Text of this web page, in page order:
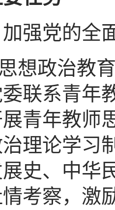
党的全面
政治教育
联系青年
青年教师
理论学习
史、中华
考察，激